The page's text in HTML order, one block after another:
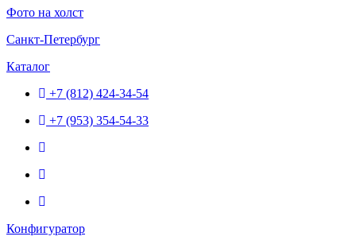
Фото на холст
Санкт-Петербург
Каталог
+7 (812) 424-34-54
+7 (953) 354-54-33
Конфигуратор